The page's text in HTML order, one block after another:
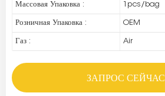
Массовая Упаковка : 1pcs/bag
Розничная Упаковка : OEM
Газ : Air
ЗАПРОС СЕЙЧАС